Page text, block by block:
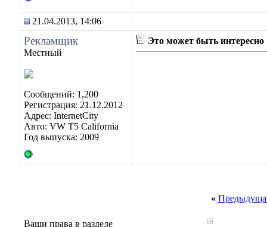
21.04.2013, 14:06
Рекламщик
Местный
Сообщений: 1,200
Регистрация: 21.12.2012
Адрес: InternetCity
Авто: VW T5 California
Год выпуска: 2009
Это может быть интересно
«
Ваши права в разделе